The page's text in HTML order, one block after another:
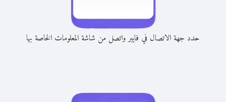
حدد جهة الاتصال في فايبر واتصل من شاشة المعلومات الخاصة بها